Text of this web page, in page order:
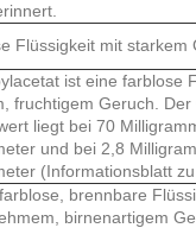
Flüssigkeit mit starkem
ist eine farblose
fruchtigem Geruch.
liegt bei 70
und bei 2,8
(Informationsblatt zu
brennbare
birnenartigem